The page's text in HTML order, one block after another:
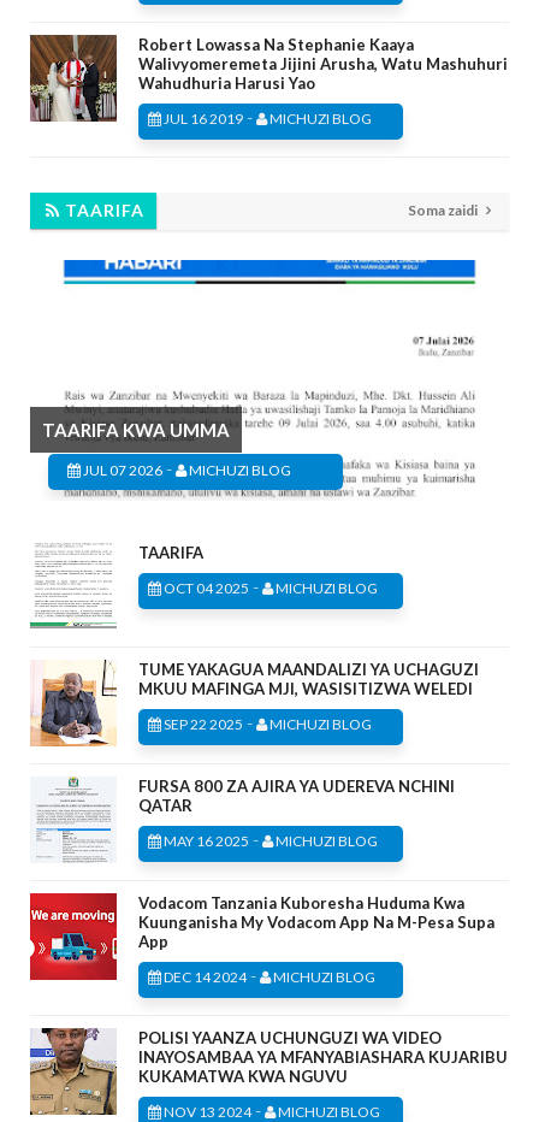
Robert Lowassa Na Stephanie Kaaya
Walivyomeremeta Jijini Arusha, Watu Mashuhuri
Wahudhuria Harusi Yao
JUL 16 2019 - MICHUZI BLOG
TAARIFA Soma zaidi
TAARIFA KWA UMMA
JUL 07 2026 - MICHUZI BLOG
TAARIFA
OCT 04 2025 - MICHUZI BLOG
TUME YAKAGUA MAANDALIZI YA UCHAGUZI
MKUU MAFINGA MJI, WASISITIZWA WELEDI
SEP 22 2025 - MICHUZI BLOG
FURSA 800 ZA AJIRA YA UDEREVA NCHINI
QATAR
MAY 16 2025 - MICHUZI BLOG
Vodacom Tanzania Kuboresha Huduma Kwa
Kuunganisha My Vodacom App Na M-Pesa Supa
App
DEC 14 2024- MICHUZI BLOG
POLISI YAANZA UCHUNGUZI WA VIDEO
INAYOSAMBAA YA MFANYABIASHARA KUJARIBU
KUKAMATWA KWA NGUVU
NOV 13 2024- MICHUZI BLOG